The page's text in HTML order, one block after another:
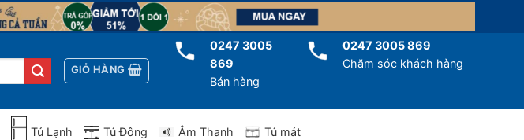
GIỎ HÀNG
0247 3005
869
Bán hàng
0247 3005 869
Chăm sóc khách hàng
Tủ Lạnh Tủ Đông Âm Thanh Tủ mát